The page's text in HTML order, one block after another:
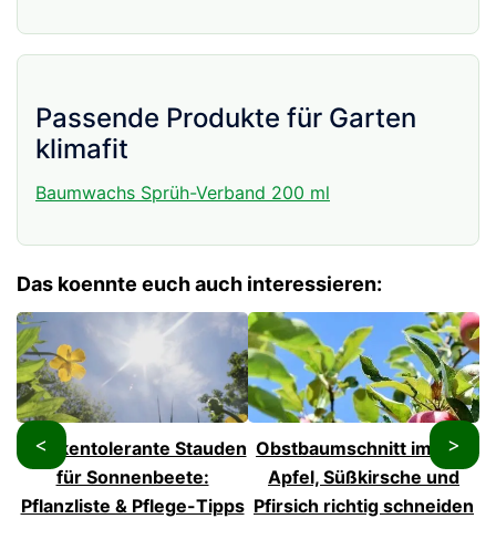
Passende Produkte für Garten
klimafit
Baumwachs Sprüh-Verband 200 ml
Das koennte euch auch interessieren:
Trockentolerante Stauden
für Sonnenbeete:
Pflanzliste & Pflege-Tipps
Obstbaumschnitt im Juli:
Apfel, Süßkirsche und
Pfirsich richtig schneiden
< >